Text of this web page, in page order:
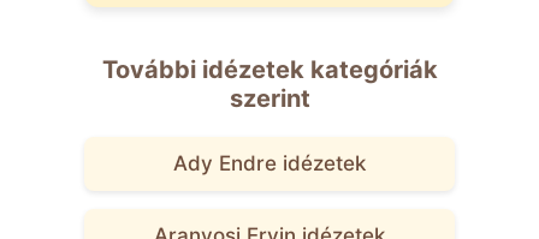
További idézetek kategóriák
szerint
Ady Endre idézetek